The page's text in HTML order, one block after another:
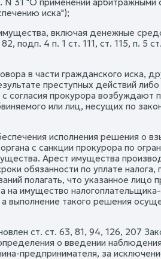
31 "О применении арбитражными
иска");
включая денежные
подп. 4 п. 1 ст. 111, ст. 115, п. 5
в части гражданского иска,
преступных действий
согласия прокурора возбуждают
или лиц, несущих по
исполнения решения о
с санкции прокурора по
Арест имущества
обязанности по уплате
полагать, что указанное лицо
имущество налогоплательщика-
выполнение такого решения
ст. ст. 63, 81, 94, 126, 207
о введении
предпринимателя, за